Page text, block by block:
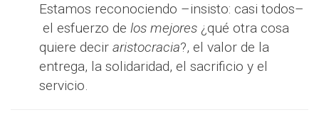
Estamos reconociendo –insisto: casi todos–
el esfuerzo de los mejores ¿qué otra cosa
quiere decir aristocracia?, el valor de la
entrega, la solidaridad, el sacrificio y el
servicio.